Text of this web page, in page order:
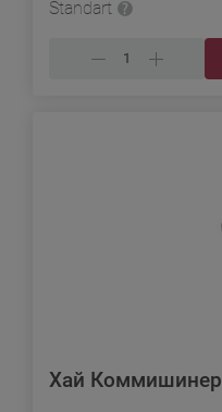
Standart
Хай Коммишинер